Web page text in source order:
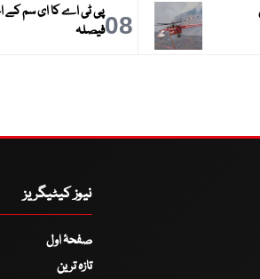
08پی ٹی اے کا ای سم کے
فیصلہ
نیوز کیٹیگریز
صفحۂ اول
تازہ ترین